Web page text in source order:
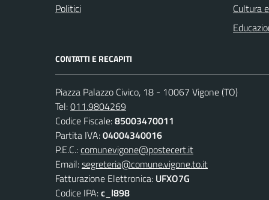
Politici
Cultura
CONTATTI E RECAPITI
Piazza Palazzo Civico, 18 - 10067 Vigone (TO)
Tel:011.9804269
Codice Fiscale:85003470011
Partita IVA:04004340016
P.E.C.:comunevigone@postecert.it
Email:segreteria@comune.vigone.to.it
Fatturazione Elettronica: UFXO7G
Codice IPA:c_l898